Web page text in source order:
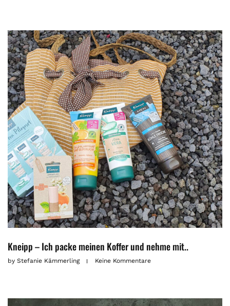
Kneipp – Ich packe meinen Koffer und nehme mit..
by Stefanie Kämmerling Keine Kommentare